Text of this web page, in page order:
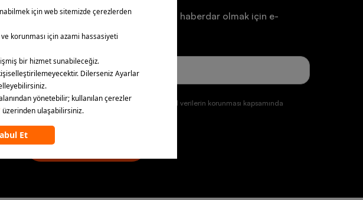
İndirim, kampanya ve duyurulardan haberdar olmak için e-
bültene abone olun.
“E-Bülten’e üye ol” düğmesine tıklayarak kişisel verilerin korunması kapsamında
aydınlatma metnini kabul etmiş olursunuz.
E-Bülten’e üye ol